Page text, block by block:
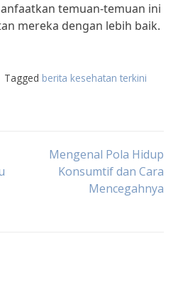
temuan-temuan ini
mereka dengan lebih baik.
Tagged berita kesehatan terkini
Mengenal Pola Hidup
Konsumtif dan Cara
Mencegahnya